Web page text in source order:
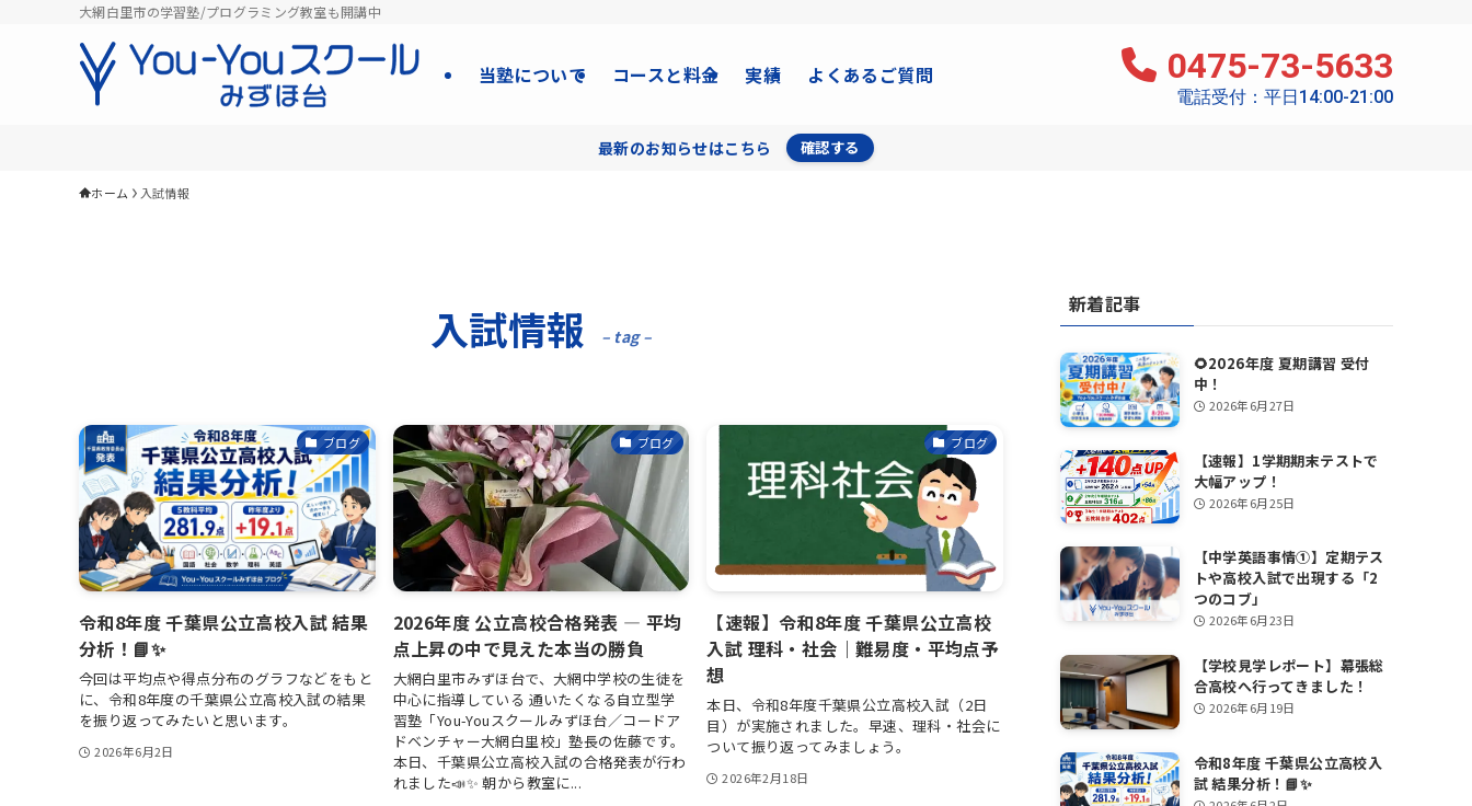
大網白里市の学習塾/プログラミング教室も開講中
当塾について コースと料金 実績 よくあるご質問 0475-73-5633
電話受付：平日14:00-21:00
最新のお知らせはこちら 確認する
ホーム 入試情報
入試情報 – tag –
ブログ
令和8年度 千葉県公立高校入試 結果
分析！📘✨
今回は平均点や得点分布のグラフなどをもと
に、令和8年度の千葉県公立高校入試の結果
を振り返ってみたいと思います。
2026年6月2日
ブログ
2026年度 公立高校合格発表 ― 平均
点上昇の中で見えた本当の勝負
大網白里市みずほ台で、大網中学校の生徒を
中心に指導している 通いたくなる自立型学
習塾「You-Youスクールみずほ台／コードア
ドベンチャー大網白里校」塾長の佐藤です。
本日、千葉県公立高校入試の合格発表が行わ
れました📣✨ 朝から教室に...
ブログ
【速報】令和8年度 千葉県公立高校
入試 理科・社会｜難易度・平均点予
想
本日、令和8年度千葉県公立高校入試（2日
目）が実施されました。早速、理科・社会に
ついて振り返ってみましょう。
2026年2月18日
新着記事
🌻2026年度 夏期講習 受付
中！
2026年6月27日
【速報】1学期期末テストで
大幅アップ！
2026年6月25日
【中学英語事情①】定期テス
トや高校入試で出現する「2
つのコブ」
2026年6月23日
【学校見学レポート】幕張総
合高校へ行ってきました！
2026年6月19日
令和8年度 千葉県公立高校入
試 結果分析！📘✨